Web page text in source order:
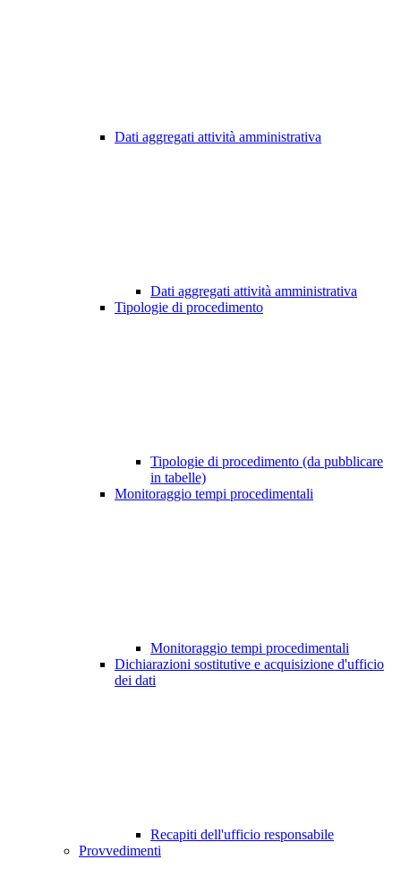
Dati aggregati attività amministrativa
Dati aggregati attività amministrativa
Tipologie di procedimento
Tipologie di procedimento (da pubblicare
in tabelle)
Monitoraggio tempi procedimentali
Monitoraggio tempi procedimentali
Dichiarazioni sostitutive e acquisizione d'ufficio
dei dati
Recapiti dell'ufficio responsabile
Provvedimenti